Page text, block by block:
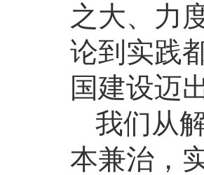
之大、力
论到实践
国建设迈
我们从
本兼治，